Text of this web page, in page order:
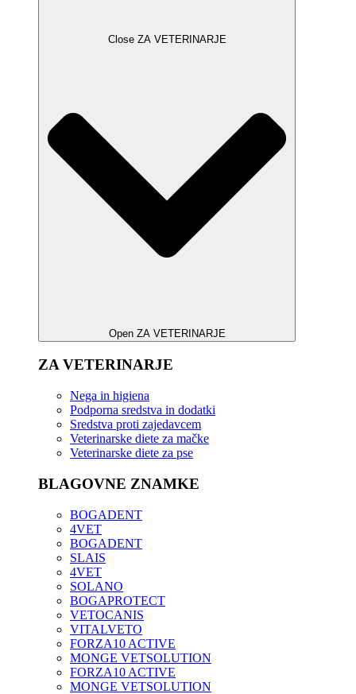
Close ZA VETERINARJE
Open ZA VETERINARJE
ZA VETERINARJE
Nega in higiena
Podporna sredstva in dodatki
Sredstva proti zajedavcem
Veterinarske diete za mačke
Veterinarske diete za pse
BLAGOVNE ZNAMKE
BOGADENT
4VET
BOGADENT
SLAIS
4VET
SOLANO
BOGAPROTECT
VETOCANIS
VITALVETO
FORZA10 ACTIVE
MONGE VETSOLUTION
FORZA10 ACTIVE
MONGE VETSOLUTION